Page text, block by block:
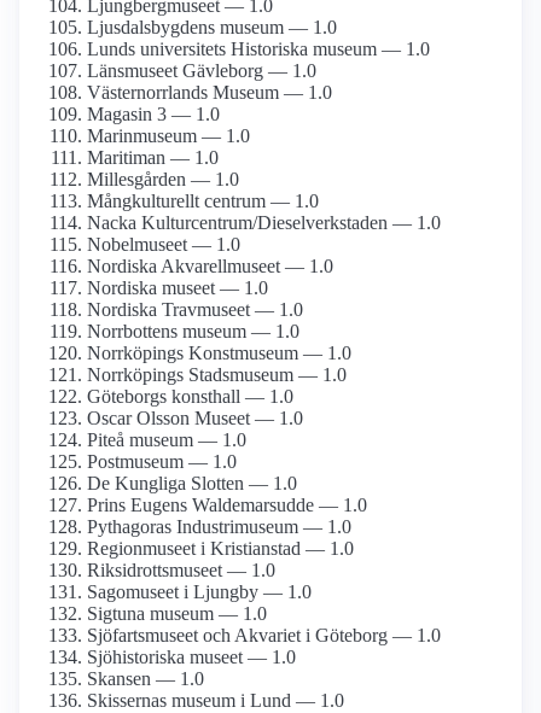
Ljungberg­museet — 1.0
Ljusdals­bygdens museum — 1.0
Lunds universitets Historiska museum — 1.0
Länsmuseet Gävleborg — 1.0
Västernorrlands Museum — 1.0
Magasin 3 — 1.0
Marinmuseum — 1.0
Maritiman — 1.0
Millesgården — 1.0
Mångkulturellt centrum — 1.0
Nacka Kulturcentrum/­Dieselverkstaden — 1.0
Nobelmuseet — 1.0
Nordiska Akvarellmuseet — 1.0
Nordiska museet — 1.0
Nordiska Travmuseet — 1.0
Norrbottens museum — 1.0
Norrköpings Konstmuseum — 1.0
Norrköpings Stadsmuseum — 1.0
Göteborgs konsthall — 1.0
Oscar Olsson Museet — 1.0
Piteå museum — 1.0
Postmuseum — 1.0
De Kungliga Slotten — 1.0
Prins Eugens Waldemarsudde — 1.0
Pythagoras Industrimuseum — 1.0
Regionmuseet i Kristianstad — 1.0
Riksidrotts­museet — 1.0
Sagomuseet i Ljungby — 1.0
Sigtuna museum — 1.0
Sjöfartsmuseet och Akvariet i Göteborg — 1.0
Sjöhistoriska museet — 1.0
Skansen — 1.0
Skissernas museum i Lund — 1.0